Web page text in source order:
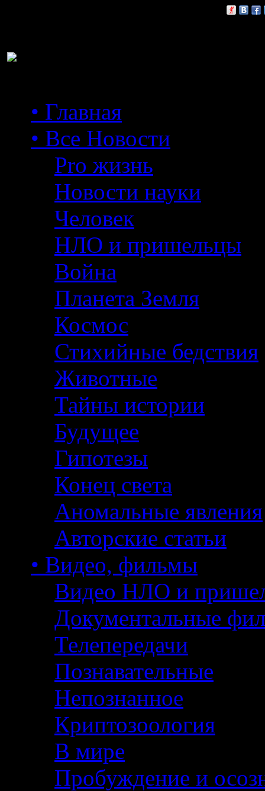
• Главная
• Все Новости
Pro жизнь
Новости науки
Человек
НЛО и пришельцы
Война
Планета Земля
Космос
Стихийные бедствия
Животные
Тайны истории
Будущее
Гипотезы
Конец света
Аномальные явления
Авторские статьи
• Видео, фильмы
Видео НЛО и
Документальные
Телепередачи
Познавательные
Непознанное
Криптозоология
В мире
Пробуждение и